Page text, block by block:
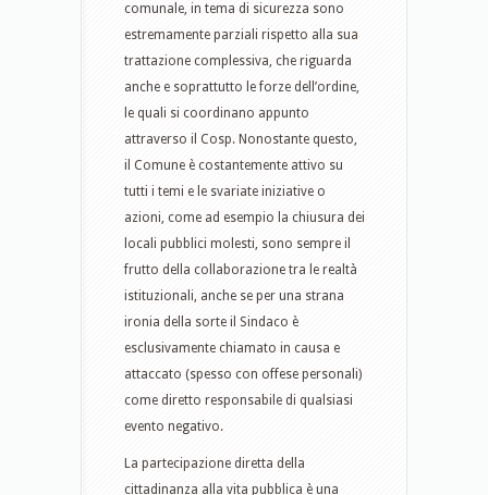
comunale, in tema di sicurezza sono
estremamente parziali rispetto alla sua
trattazione complessiva, che riguarda
anche e soprattutto le forze dell’ordine,
le quali si coordinano appunto
attraverso il Cosp. Nonostante questo,
il Comune è costantemente attivo su
tutti i temi e le svariate iniziative o
azioni, come ad esempio la chiusura dei
locali pubblici molesti, sono sempre il
frutto della collaborazione tra le realtà
istituzionali, anche se per una strana
ironia della sorte il Sindaco è
esclusivamente chiamato in causa e
attaccato (spesso con offese personali)
come diretto responsabile di qualsiasi
evento negativo.
La partecipazione diretta della
cittadinanza alla vita pubblica è una